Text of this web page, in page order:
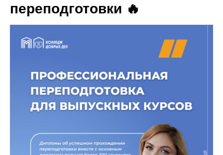
переподготовки 🔥